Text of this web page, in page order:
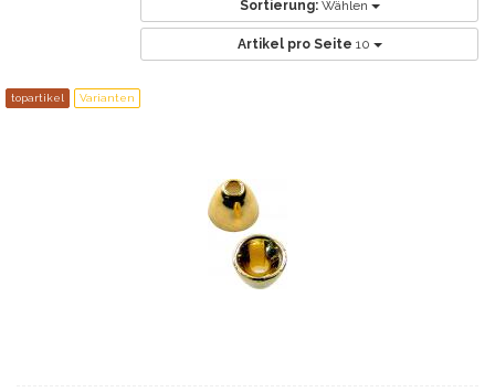
Sortierung: Wählen
Artikel pro Seite 10
topartikel Varianten